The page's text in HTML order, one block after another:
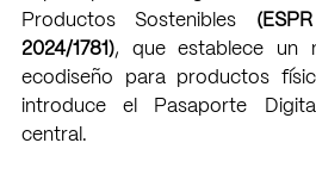
Productos Sostenibles
2024/1781), que establece un
ecodiseño para productos
introduce el Pasaporte
central.